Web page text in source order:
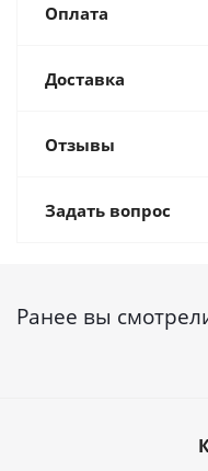
Оплата
Доставка
Отзывы
Задать вопрос
Ранее вы